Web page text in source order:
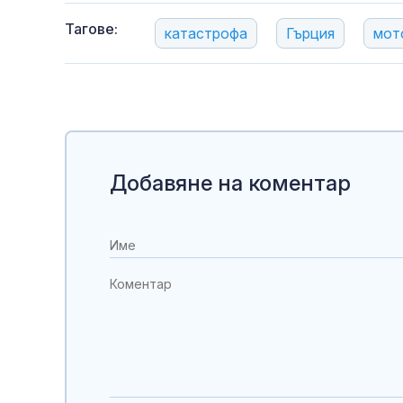
Тагове: катастрофа Гърция
Добавяне на коментар